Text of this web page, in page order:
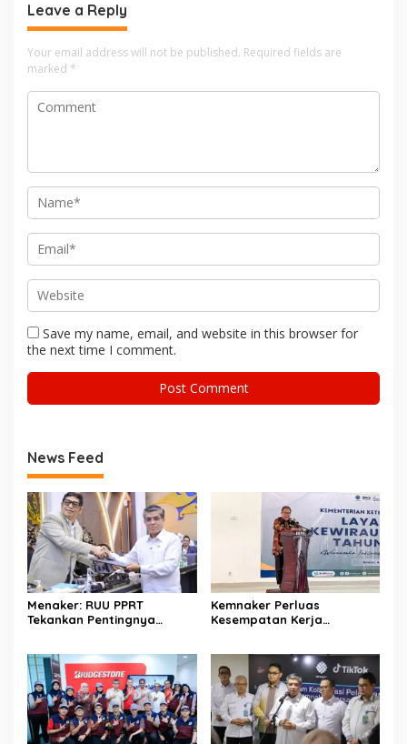
Leave a Reply
Your email address will not be published. Required fields are
marked *
Save my name, email, and website in this browser for
the next time I comment.
News Feed
Menaker: RUU PPRT
Tekankan Pentingnya
Kemnaker Perluas
Kesempatan Kerja